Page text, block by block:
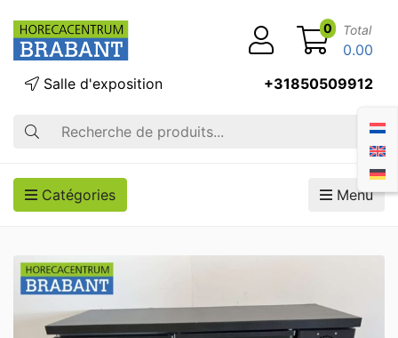
Recherche
Salle d'exposition +31850509912
0 Total
0.00
Catégories Menu